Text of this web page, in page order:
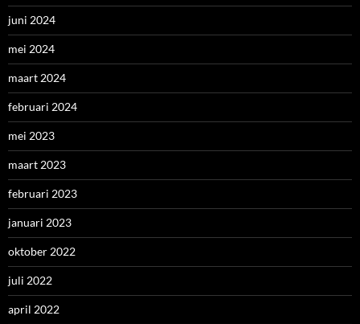
juni 2024
mei 2024
maart 2024
februari 2024
mei 2023
maart 2023
februari 2023
januari 2023
oktober 2022
juli 2022
april 2022